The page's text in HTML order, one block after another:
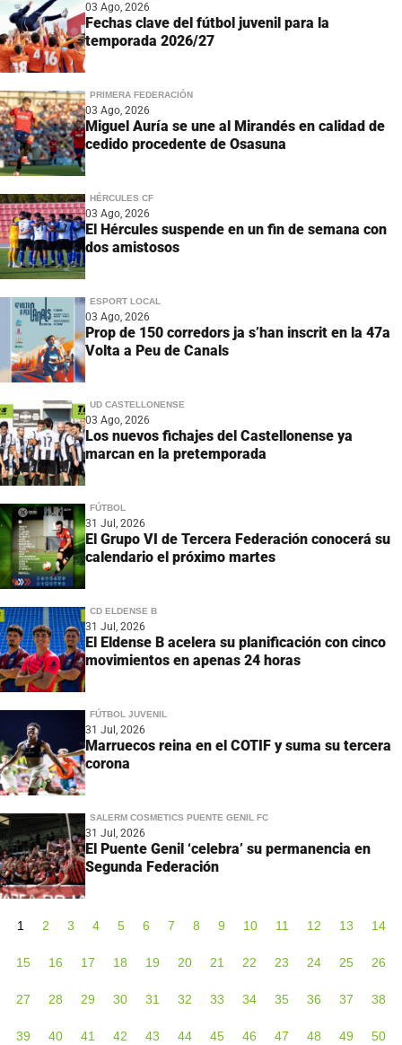
03 Ago, 2026
Fechas clave del fútbol juvenil para la
temporada 2026/27
PRIMERA FEDERACIÓN
03 Ago, 2026
Miguel Auría se une al Mirandés en calidad de
cedido procedente de Osasuna
HÉRCULES CF
03 Ago, 2026
El Hércules suspende en un fin de semana con
dos amistosos
ESPORT LOCAL
03 Ago, 2026
Prop de 150 corredors ja s’han inscrit en la 47a
Volta a Peu de Canals
UD CASTELLONENSE
03 Ago, 2026
Los nuevos fichajes del Castellonense ya
marcan en la pretemporada
FÚTBOL
31 Jul, 2026
El Grupo VI de Tercera Federación conocerá su
calendario el próximo martes
CD ELDENSE B
31 Jul, 2026
El Eldense B acelera su planificación con cinco
movimientos en apenas 24 horas
FÚTBOL JUVENIL
31 Jul, 2026
Marruecos reina en el COTIF y suma su tercera
corona
SALERM COSMETICS PUENTE GENIL FC
31 Jul, 2026
El Puente Genil ‘celebra’ su permanencia en
Segunda Federación
1 2 3 4 5 6 7 8 9 10 11 12 13 14
15 16 17 18 19 20 21 22 23 24 25 26
27 28 29 30 31 32 33 34 35 36 37 38
39 40 41 42 43 44 45 46 47 48 49 50